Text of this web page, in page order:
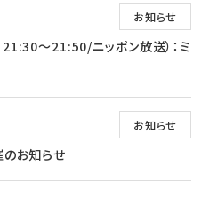
お知らせ
～21:50/ニッポン放送）：ミ
お知らせ
お知らせ